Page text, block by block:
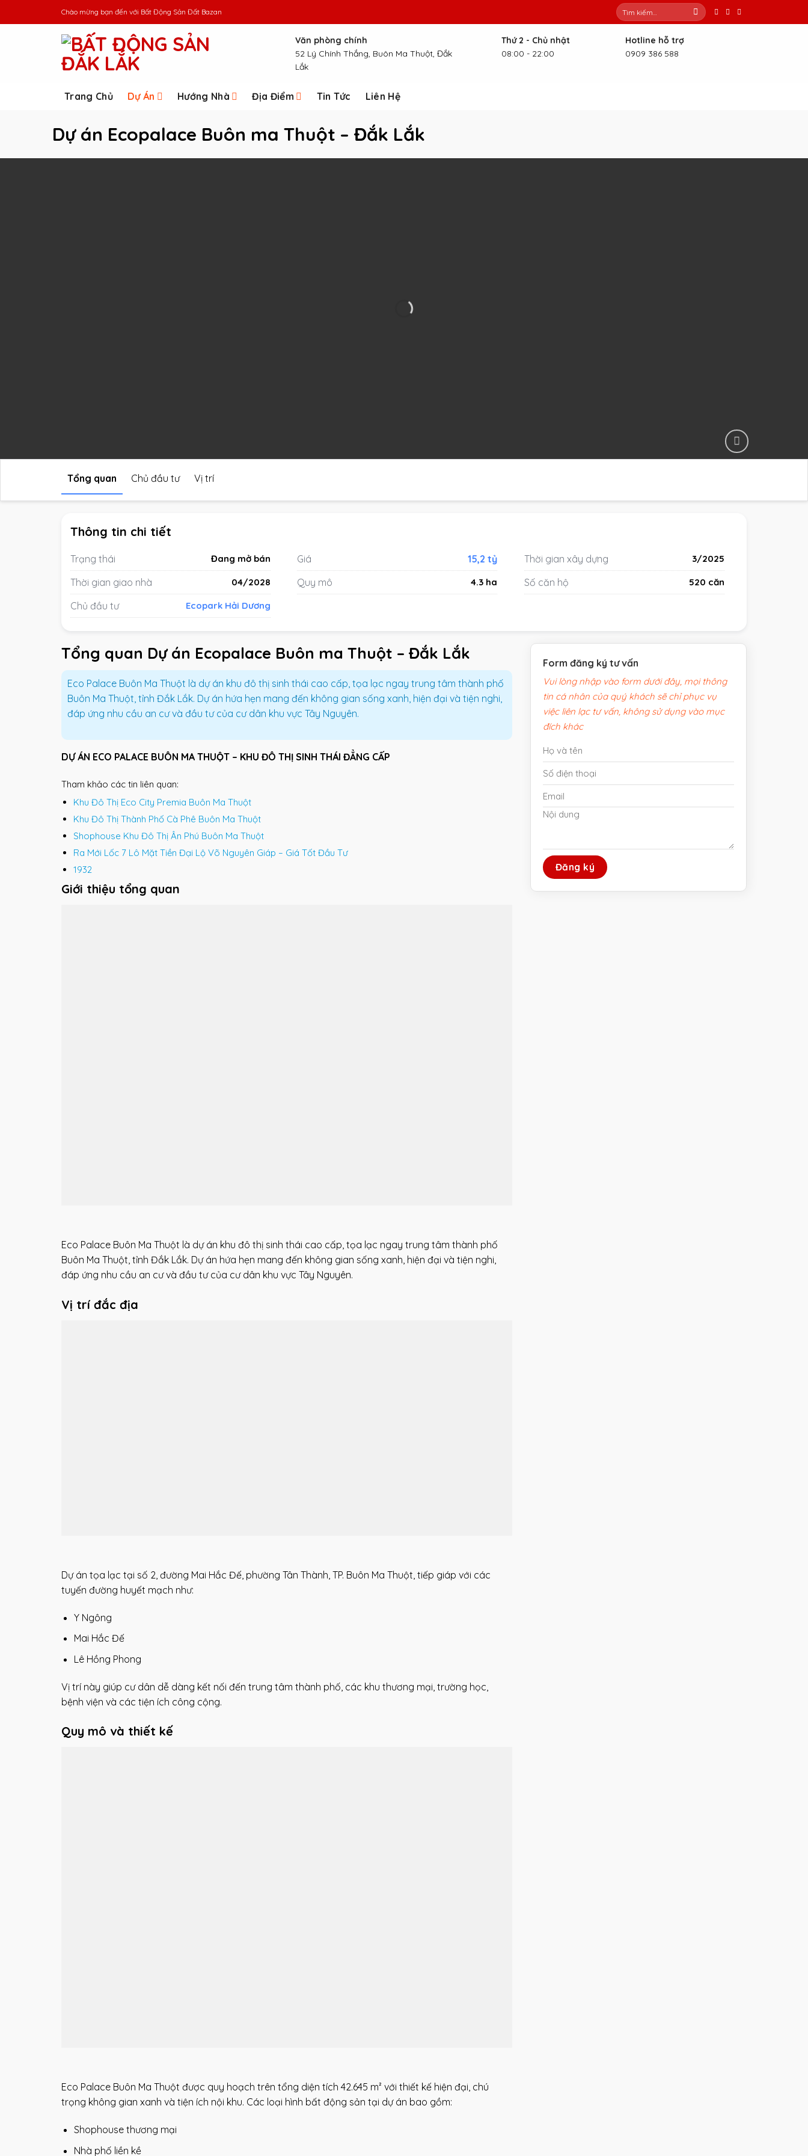
to
Chào mừng bạn đến với Bất Động Sản Đất Bazan
Tìm
kiếm:
Văn phòng chính
52 Lý Chính Thắng, Buôn Ma Thuột, Đắk
Lắk
Thứ 2 - Chủ nhật
08:00 - 22:00
Hotline hỗ trợ
0909 386 588
Trang Chủ Dự Án Hướng Nhà Địa Điểm Tin Tức Liên Hệ
Dự án Ecopalace Buôn ma Thuột – Đắk Lắk
Tổng quan Chủ đầu tư Vị trí
Thông tin chi tiết
Trạng thái Đang mở bán Giá 15,2 tỷ Thời gian xây dựng 3/2025
Thời gian giao nhà 04/2028 Quy mô 4.3 ha Số căn hộ 520 căn
Chủ đầu tư Ecopark Hải Dương
Tổng quan Dự án Ecopalace Buôn ma Thuột – Đắk Lắk
Eco Palace Buôn Ma Thuột là dự án khu đô thị sinh thái cao cấp, tọa lạc ngay trung tâm thành phố
Buôn Ma Thuột, tỉnh Đắk Lắk. Dự án hứa hẹn mang đến không gian sống xanh, hiện đại và tiện nghi,
đáp ứng nhu cầu an cư và đầu tư của cư dân khu vực Tây Nguyên.
DỰ ÁN ECO PALACE BUÔN MA THUỘT – KHU ĐÔ THỊ SINH THÁI ĐẲNG CẤP
Tham khảo các tin liên quan:
Khu Đô Thị Eco City Premia Buôn Ma Thuột
Khu Đô Thị Thành Phố Cà Phê Buôn Ma Thuột
Shophouse Khu Đô Thị Ân Phú Buôn Ma Thuột
Ra Mới Lốc 7 Lô Mặt Tiền Đại Lộ Võ Nguyên Giáp – Giá Tốt Đầu Tư
1932
Giới thiệu tổng quan
Eco Palace Buôn Ma Thuột là dự án khu đô thị sinh thái cao cấp, tọa lạc ngay trung tâm thành phố
Buôn Ma Thuột, tỉnh Đắk Lắk. Dự án hứa hẹn mang đến không gian sống xanh, hiện đại và tiện nghi,
đáp ứng nhu cầu an cư và đầu tư của cư dân khu vực Tây Nguyên.
Vị trí đắc địa
Dự án tọa lạc tại số 2, đường Mai Hắc Đế, phường Tân Thành, TP. Buôn Ma Thuột, tiếp giáp với các
tuyến đường huyết mạch như:
Y Ngông
Mai Hắc Đế
Lê Hồng Phong
Vị trí này giúp cư dân dễ dàng kết nối đến trung tâm thành phố, các khu thương mại, trường học,
bệnh viện và các tiện ích công cộng.
Quy mô và thiết kế
Eco Palace Buôn Ma Thuột được quy hoạch trên tổng diện tích 42.645 m² với thiết kế hiện đại, chú
trọng không gian xanh và tiện ích nội khu. Các loại hình bất động sản tại dự án bao gồm:
Shophouse thương mại
Nhà phố liền kề
Form đăng ký tư vấn
Vui lòng nhập vào form dưới đây, mọi thông
tin cá nhân của quý khách sẽ chỉ phục vụ
việc liên lạc tư vấn, không sử dụng vào mục
đích khác